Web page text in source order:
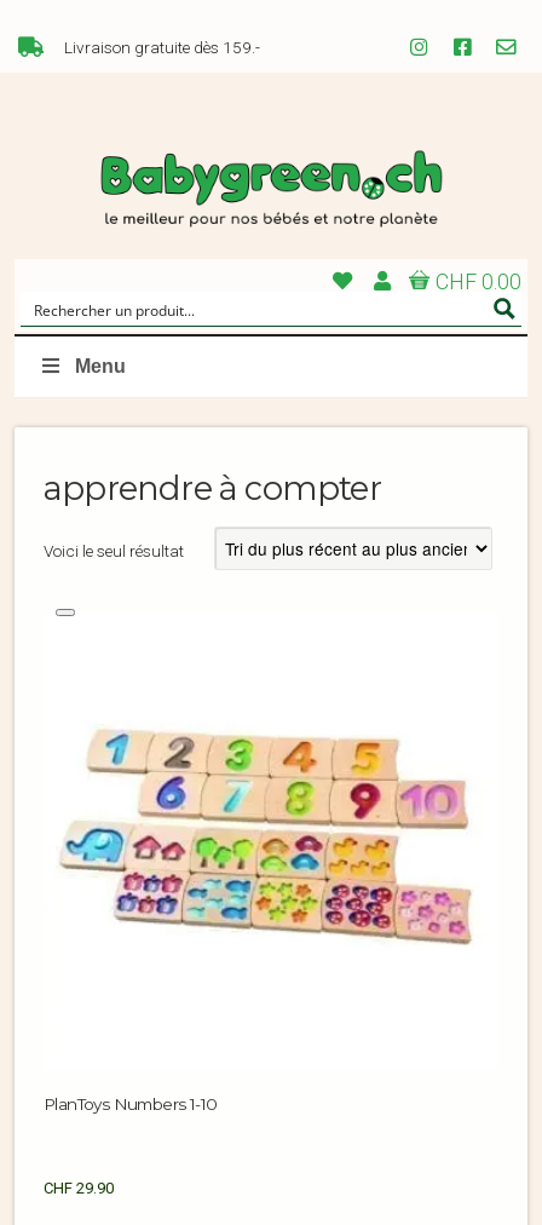
Livraison gratuite dès 159.-
CHF 0.00
Menu
apprendre à compter
Voici le seul résultat
PlanToys Numbers 1-10
CHF 29.90